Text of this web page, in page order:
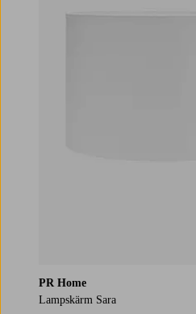
PR Home
Lampskärm Sara